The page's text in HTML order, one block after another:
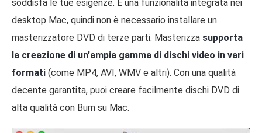
soddisfa le tue esigenze. È una funzionalità integrata nei
desktop Mac, quindi non è necessario installare un
masterizzatore DVD di terze parti. Masterizza supporta
la creazione di un'ampia gamma di dischi video in vari
formati (come MP4, AVI, WMV e altri). Con una qualità
decente garantita, puoi creare facilmente dischi DVD di
alta qualità con Burn su Mac.